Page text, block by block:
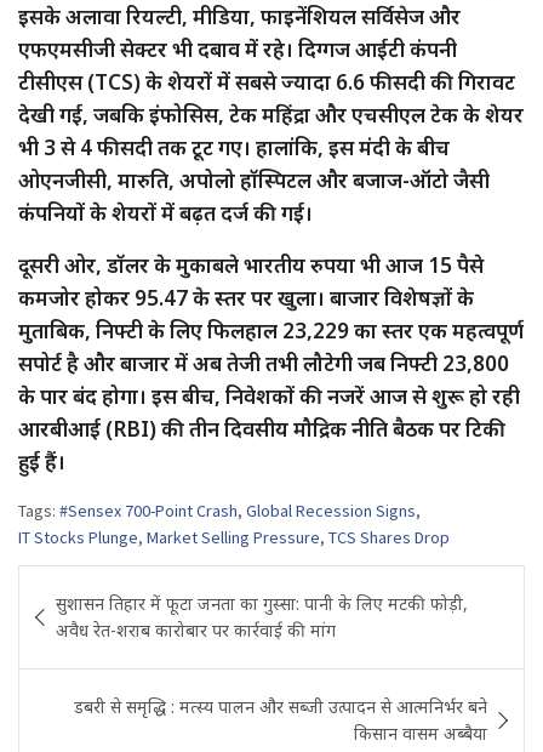
इसके अलावा रियल्टी, मीडिया, फाइनेंशियल सर्विसेज और
एफएमसीजी सेक्टर भी दबाव में रहे। दिग्गज आईटी कंपनी
टीसीएस (TCS) के शेयरों में सबसे ज्यादा 6.6 फीसदी की गिरावट
देखी गई, जबकि इंफोसिस, टेक महिंद्रा और एचसीएल टेक के शेयर
भी 3 से 4 फीसदी तक टूट गए। हालांकि, इस मंदी के बीच
ओएनजीसी, मारुति, अपोलो हॉस्पिटल और बजाज-ऑटो जैसी
कंपनियों के शेयरों में बढ़त दर्ज की गई।
दूसरी ओर, डॉलर के मुकाबले भारतीय रुपया भी आज 15 पैसे
कमजोर होकर 95.47 के स्तर पर खुला। बाजार विशेषज्ञों के
मुताबिक, निफ्टी के लिए फिलहाल 23,229 का स्तर एक महत्वपूर्ण
सपोर्ट है और बाजार में अब तेजी तभी लौटेगी जब निफ्टी 23,800
के पार बंद होगा। इस बीच, निवेशकों की नजरें आज से शुरू हो रही
आरबीआई (RBI) की तीन दिवसीय मौद्रिक नीति बैठक पर टिकी
हुई हैं।
Tags: #Sensex 700-Point Crash, Global Recession Signs,
IT Stocks Plunge, Market Selling Pressure, TCS Shares Drop
navigation
सुशासन तिहार में फूटा जनता का गुस्सा: पानी के लिए मटकी फोड़ी,
अवैध रेत-शराब कारोबार पर कार्रवाई की मांग
डबरी से समृद्धि : मत्स्य पालन और सब्जी उत्पादन से आत्मनिर्भर बने
किसान वासम अब्बैया